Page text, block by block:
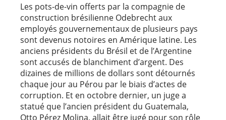
Les pots-de-vin offerts par la compagnie de
construction brésilienne Odebrecht aux
employés gouvernementaux de plusieurs pays
sont devenus notoires en Amérique latine. Les
anciens présidents du Brésil et de l’Argentine
sont accusés de blanchiment d’argent. Des
dizaines de millions de dollars sont détournés
chaque jour au Pérou par le biais d’actes de
corruption. Et en octobre dernier, un juge a
statué que l’ancien président du Guatemala,
Otto Pérez Molina, allait être jugé pour son rôle